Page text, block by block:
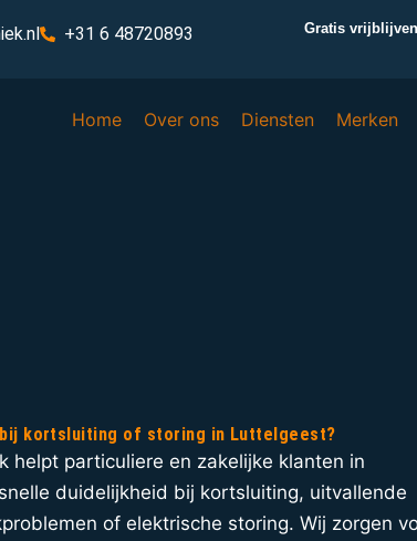
+31 6 48720893 Gratis
Home Over ons Diensten Merken
kortsluiting of storing in Luttelgeest?
helpt particuliere en zakelijke klanten in
duidelijkheid bij kortsluiting, uitvallende
of elektrische storing. Wij zorgen